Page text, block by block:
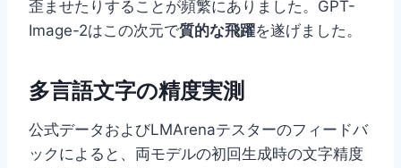
歪ませたりすることが頻繁にありました。GPT-
Image-2はこの次元で質的な飛躍を遂げました。
多言語文字の精度実測
公式データおよびLMArenaテスターのフィードバ
ックによると、両モデルの初回生成時の文字精度